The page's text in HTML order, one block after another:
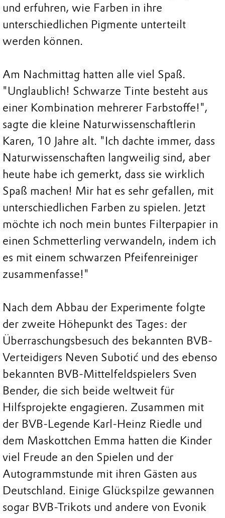
und erfuhren, wie Farben in ihre
unterschiedlichen Pigmente unterteilt
werden können.
Am Nachmittag hatten alle viel Spaß.
"Unglaublich! Schwarze Tinte besteht aus
einer Kombination mehrerer Farbstoffe!",
sagte die kleine Naturwissenschaftlerin
Karen, 10 Jahre alt. "Ich dachte immer, dass
Naturwissenschaften langweilig sind, aber
heute habe ich gemerkt, dass sie wirklich
Spaß machen! Mir hat es sehr gefallen, mit
unterschiedlichen Farben zu spielen. Jetzt
möchte ich noch mein buntes Filterpapier in
einen Schmetterling verwandeln, indem ich
es mit einem schwarzen Pfeifenreiniger
zusammenfasse!"
Nach dem Abbau der Experimente folgte
der zweite Höhepunkt des Tages: der
Überraschungsbesuch des bekannten BVB-
Verteidigers Neven Subotić und des ebenso
bekannten BVB-Mittelfeldspielers Sven
Bender, die sich beide weltweit für
Hilfsprojekte engagieren. Zusammen mit
der BVB-Legende Karl-Heinz Riedle und
dem Maskottchen Emma hatten die Kinder
viel Freude an den Spielen und der
Autogrammstunde mit ihren Gästen aus
Deutschland. Einige Glückspilze gewannen
sogar BVB-Trikots und andere von Evonik